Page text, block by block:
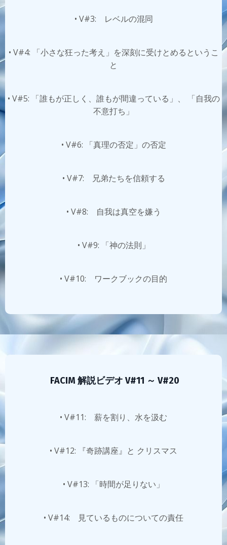
• V#3: レベルの混同
• V#4: 「小さな狂った考え」を深刻に受けとめるというこ
と
• V#5: 「誰もが正しく、誰もが間違っている」、 「自我の
不意打ち」
• V#6: 「真理の否定」の否定
• V#7: 兄弟たちを信頼する
• V#8: 自我は真空を嫌う
• V#9: 「神の法則」
• V#10: ワークブックの目的
FACIM 解説ビデオ V#11 ～ V#20
• V#11: 薪を割り、水を汲む
• V#12: 『奇跡講座』と クリスマス
• V#13: 「時間が足りない」
• V#14: 見ているものについての責任